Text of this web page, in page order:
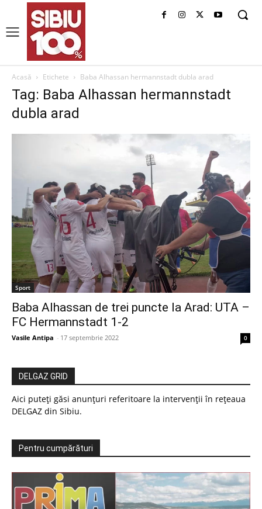
Acasă Etichete Baba Alhassan hermannstadt dubla arad
Tag: Baba Alhassan hermannstadt
dubla arad
Sport
Baba Alhassan de trei puncte la Arad: UTA –
FC Hermannstadt 1-2
Vasile Antipa - 17 septembrie 2022 0
DELGAZ GRID
Aici puteți găsi anunțuri referitoare la intervenții în rețeaua
DELGAZ din Sibiu.
Pentru cumpărături